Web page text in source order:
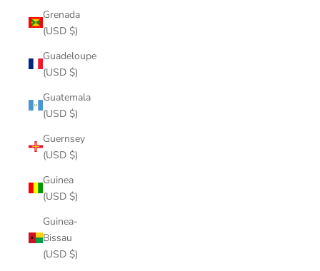
Grenada
(USD $)
Guadeloupe
(USD $)
Guatemala
(USD $)
Guernsey
(USD $)
Guinea
(USD $)
Guinea-
Bissau
(USD $)